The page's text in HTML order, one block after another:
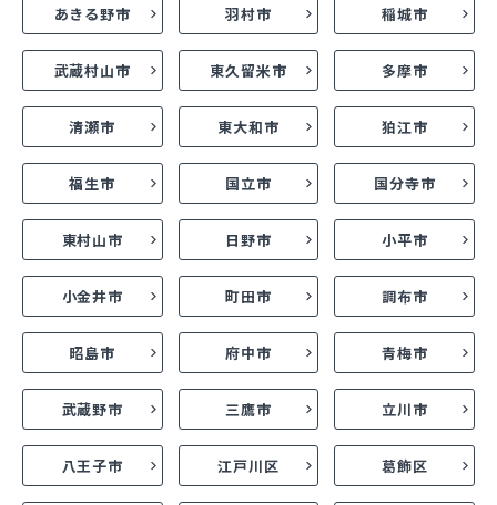
あきる野市 羽村市 稲城市
武蔵村山市 東久留米市 多摩市
清瀬市 東大和市 狛江市
福生市 国立市 国分寺市
東村山市 日野市 小平市
小金井市 町田市 調布市
昭島市 府中市 青梅市
武蔵野市 三鷹市 立川市
八王子市 江戸川区 葛飾区